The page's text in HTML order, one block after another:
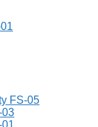
FS-05
03